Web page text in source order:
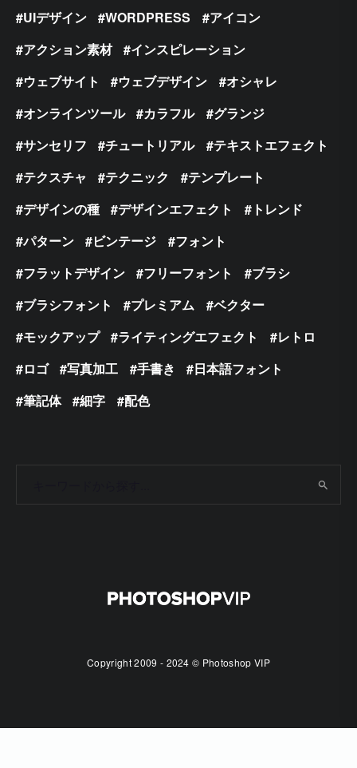
UIデザイン
WORDPRESS
アイコン
アクション素材
インスピレーション
ウェブサイト
ウェブデザイン
オシャレ
オンラインツール
カラフル
グランジ
サンセリフ
チュートリアル
テキストエフェクト
テクスチャ
テクニック
テンプレート
デザインの種
デザインエフェクト
トレンド
パターン
ビンテージ
フォント
フラットデザイン
フリーフォント
ブラシ
ブラシフォント
プレミアム
ベクター
モックアップ
ライティングエフェクト
レトロ
ロゴ
写真加工 手書き
日本語フォント
筆記体
細字 配色
Copyright 2009 - 2024 © Photoshop VIP